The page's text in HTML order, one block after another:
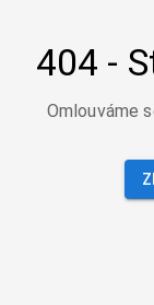
404 -
Omlouváme